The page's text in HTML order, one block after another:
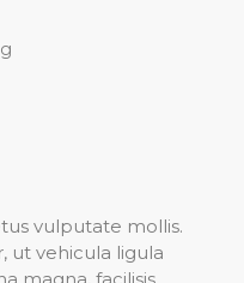
vulputate mollis.
ut vehicula ligula